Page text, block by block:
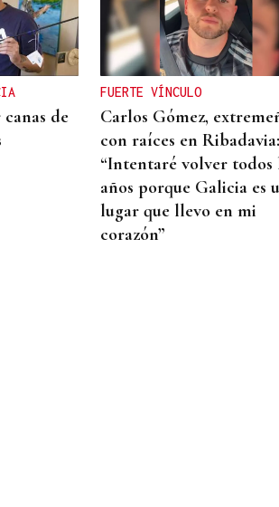
de
FUERTE VÍNCULO
Carlos Gómez,
con raíces en Ribadavia:
“Intentaré volver todos
años porque Galicia es
lugar que llevo en mi
corazón”